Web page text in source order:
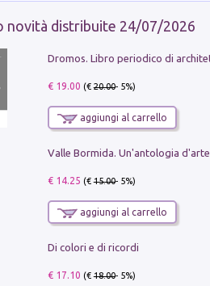
novità distribuite 24/07/2026
€ 19.00 (€20.00- 5%)
aggiungi al carrello
Valle Bormida. Un'antologia d'arte
€ 14.25 (€15.00- 5%)
aggiungi al carrello
Di colori e di ricordi
€ 17.10 (€18.00- 5%)